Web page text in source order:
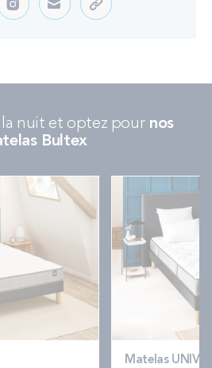
la nuit et optez pournos
Bultex
Matelas